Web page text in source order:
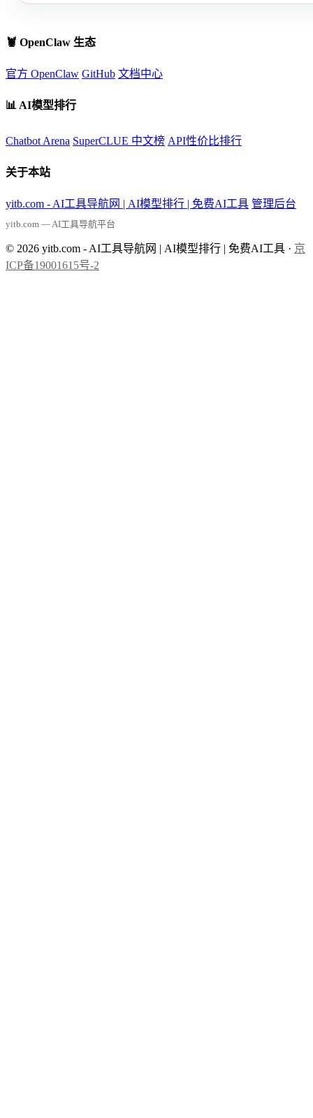
🦞 OpenClaw 生态
官方 OpenClaw GitHub 文档中心
📊 AI模型排行
Chatbot Arena SuperCLUE 中文榜 API性价比排行
关于本站
yitb.com - AI工具导航网 | AI模型排行 | 免费AI工具 管理后台
yitb.com — AI工具导航平台
© 2026 yitb.com - AI工具导航网 | AI模型排行 | 免费AI工具 · 京
ICP备19001615号-2